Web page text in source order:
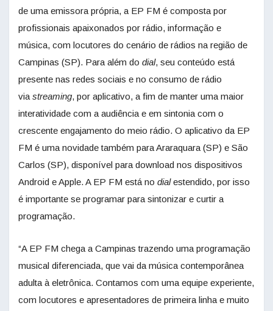
de uma emissora própria, a EP FM é composta por
profissionais apaixonados por rádio, informação e
música, com locutores do cenário de rádios na região de
Campinas (SP). Para além do dial, seu conteúdo está
presente nas redes sociais e no consumo de rádio
via streaming, por aplicativo, a fim de manter uma maior
interatividade com a audiência e em sintonia com o
crescente engajamento do meio rádio. O aplicativo da EP
FM é uma novidade também para Araraquara (SP) e São
Carlos (SP), disponível para download nos dispositivos
Android e Apple. A EP FM está no dialestendido, por isso
é importante se programar para sintonizar e curtir a
programação.
“A EP FM chega a Campinas trazendo uma programação
musical diferenciada, que vai da música contemporânea
adulta à eletrônica. Contamos com uma equipe experiente,
com locutores e apresentadores de primeira linha e muito